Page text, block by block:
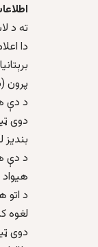
ته د
دا
پرون
د دې
دوی
د دې
د اتو
لغوه
دوی